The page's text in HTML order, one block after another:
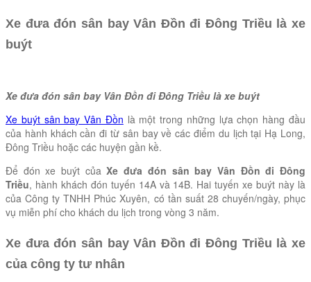
Xe đưa đón sân bay Vân Đồn đi Đông Triều là xe
buýt
Xe đưa đón sân bay Vân Đồn đi Đông Triều là xe buýt
Xe buýt sân bay Vân Đồn là một trong những lựa chọn hàng đầu
của hành khách cần đi từ sân bay về các điểm du lịch tại Hạ Long,
Đông Triều hoặc các huyện gần kề.
Để đón xe buýt củaXe đưa đón sân bay Vân Đồn đi Đông
Triều, hành khách đón tuyến 14A và 14B. Hai tuyến xe buýt này là
của Công ty TNHH Phúc Xuyên, có tần suất 28 chuyến/ngày, phục
vụ miễn phí cho khách du lịch trong vòng 3 năm.
Xe đưa đón sân bay Vân Đồn đi Đông Triều là xe
của công ty tư nhân